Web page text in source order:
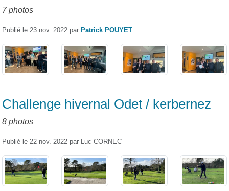
7 photos
Publié le 23 nov. 2022 par Patrick POUYET
Challenge hivernal Odet / kerbernez
8 photos
Publié le 22 nov. 2022 par Luc CORNEC